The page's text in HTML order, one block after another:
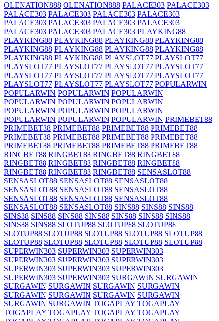
OLENATION888 OLENATION888 PALACE303 PALACE303
PALACE303 PALACE303 PALACE303 PALACE303
PALACE303 PALACE303 PALACE303 PALACE303
PALACE303 PALACE303 PALACE303 PLAYKING88
PLAYKING88 PLAYKING88 PLAYKING88 PLAYKING88
PLAYKING88 PLAYKING88 PLAYKING88 PLAYKING88
PLAYKING88 PLAYKING88 PLAYSLOT77 PLAYSLOT77
PLAYSLOT77 PLAYSLOT77 PLAYSLOT77 PLAYSLOT77
PLAYSLOT77 PLAYSLOT77 PLAYSLOT77 PLAYSLOT77
PLAYSLOT77 PLAYSLOT77 PLAYSLOT77 POPULARWIN
POPULARWIN POPULARWIN POPULARWIN
POPULARWIN POPULARWIN POPULARWIN
POPULARWIN POPULARWIN POPULARWIN
POPULARWIN POPULARWIN POPULARWIN PRIMEBET88
PRIMEBET88 PRIMEBET88 PRIMEBET88 PRIMEBET88
PRIMEBET88 PRIMEBET88 PRIMEBET88 PRIMEBET88
PRIMEBET88 PRIMEBET88 PRIMEBET88 PRIMEBET88
RINGBET88 RINGBET88 RINGBET88 RINGBET88
RINGBET88 RINGBET88 RINGBET88 RINGBET88
RINGBET88 RINGBET88 RINGBET88 SENSASLOT88
SENSASLOT88 SENSASLOT88 SENSASLOT88
SENSASLOT88 SENSASLOT88 SENSASLOT88
SENSASLOT88 SENSASLOT88 SENSASLOT88
SENSASLOT88 SENSASLOT88 SINS88 SINS88 SINS88
SINS88 SINS88 SINS88 SINS88 SINS88 SINS88 SINS88
SINS88 SINS88 SLOTUP88 SLOTUP88 SLOTUP88
SLOTUP88 SLOTUP88 SLOTUP88 SLOTUP88 SLOTUP88
SLOTUP88 SLOTUP88 SLOTUP88 SLOTUP88 SLOTUP88
SUPERWIN303 SUPERWIN303 SUPERWIN303
SUPERWIN303 SUPERWIN303 SUPERWIN303
SUPERWIN303 SUPERWIN303 SUPERWIN303
SUPERWIN303 SUPERWIN303 SURGAWIN SURGAWIN
SURGAWIN SURGAWIN SURGAWIN SURGAWIN
SURGAWIN SURGAWIN SURGAWIN SURGAWIN
SURGAWIN SURGAWIN TOGAPLAY TOGAPLAY
TOGAPLAY TOGAPLAY TOGAPLAY TOGAPLAY